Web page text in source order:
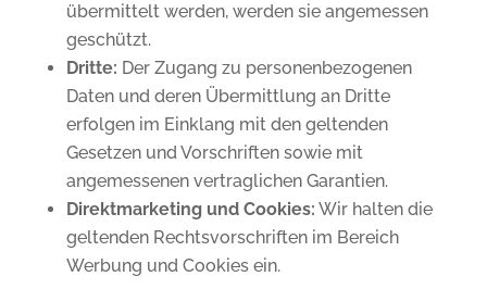
übermittelt werden, werden sie angemessen
geschützt.
Dritte: Der Zugang zu personenbezogenen
Daten und deren Übermittlung an Dritte
erfolgen im Einklang mit den geltenden
Gesetzen und Vorschriften sowie mit
angemessenen vertraglichen Garantien.
Direktmarketing und Cookies: Wir halten die
geltenden Rechtsvorschriften im Bereich
Werbung und Cookies ein.